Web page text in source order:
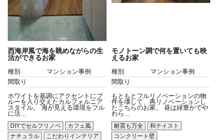
西海岸風で海を眺めながらの生
活ができるお家
種別
マンション事例
間取り
ホワイトを基調にアクセントにブ
ルーを入り交えたカルフォルニア
スタイル。 海が見える環境をフル
に活...
DIYでセルフリノベ
カフェ風
ナチュラル
こだわりインテリア
モノトーン調で何を置いても映
えるお家
種別
マンション事例
間取り
もともとフルリノベーションの物
件を壊して、再リノベーションし
たこちらのお家。 昼は緑豊かでや
わら...
耐震も万全
和テイスト
コンクリート壁